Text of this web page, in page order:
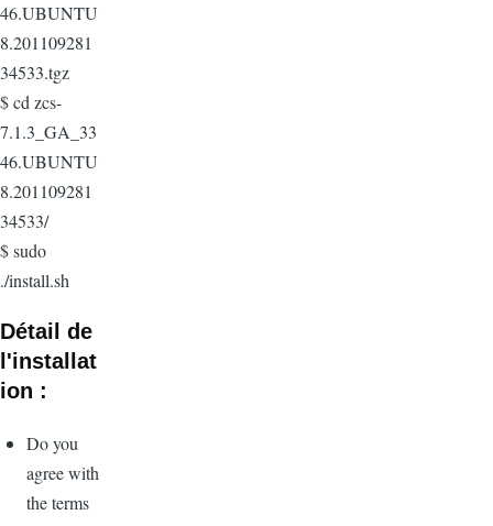
46.UBUNTU
8.201109281
34533.tgz
$ cd zcs-
7.1.3_GA_33
46.UBUNTU
8.201109281
34533/
$ sudo
./install.sh
Détail de
l'installat
ion :
Do you
agree with
the terms